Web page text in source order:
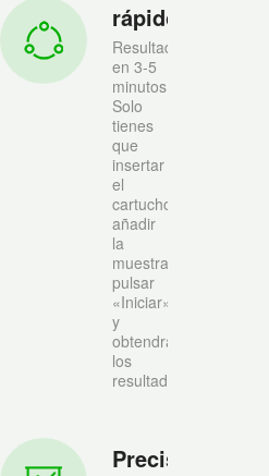
rápido
Resultados
en 3-5
minutos
Solo
tienes
que
insertar
el
cartucho,
añadir
la
muestra,
pulsar
«Iniciar»
y
obtendrás
los
resultados.
Precisi